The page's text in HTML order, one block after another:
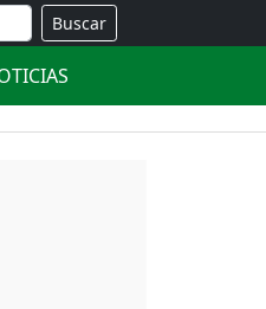
Buscar